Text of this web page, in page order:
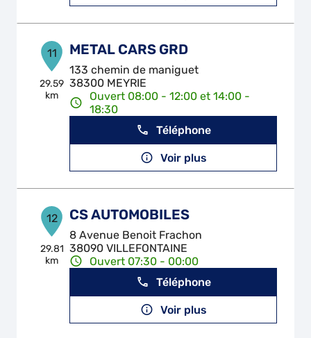
11
29.59
km
METAL CARS GRD
133 chemin de maniguet
38300 MEYRIE
Ouvert 08:00 - 12:00 et 14:00 -
18:30
Téléphone
Voir plus
12
29.81
km
CS AUTOMOBILES
8 Avenue Benoit Frachon
38090 VILLEFONTAINE
Ouvert 07:30 - 00:00
Téléphone
Voir plus